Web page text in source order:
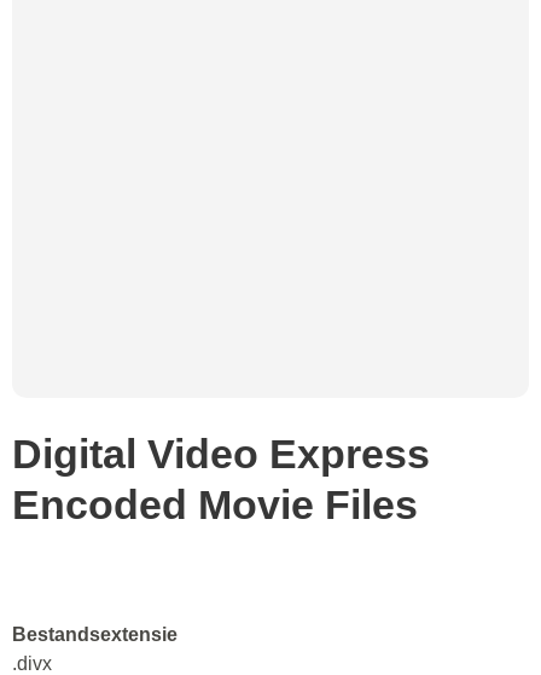
Digital Video Express
Encoded Movie Files
Bestandsextensie
.divx